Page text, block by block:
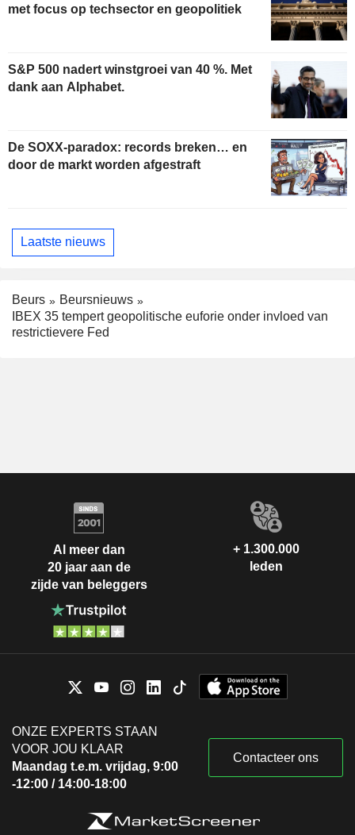
met focus op techsector en geopolitiek
S&P 500 nadert winstgroei van 40 %. Met
dank aan Alphabet.
De SOXX-paradox: records breken… en
door de markt worden afgestraft
Laatste nieuws
Beurs
Beursnieuws
IBEX 35 tempert geopolitische euforie onder invloed van
restrictievere Fed
Al meer dan
20 jaar aan de
zijde van beleggers
+ 1.300.000
leden
ONZE EXPERTS STAAN
VOOR JOU KLAAR
Maandag t.e.m. vrijdag, 9:00
-12:00 / 14:00-18:00
Contacteer ons